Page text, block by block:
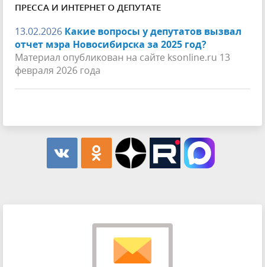
ПРЕССА И ИНТЕРНЕТ О ДЕПУТАТЕ
13.02.2026 Какие вопросы у депутатов вызвал
отчет мэра Новосибирска за 2025 год?
Материал опубликован на сайте ksonline.ru 13
февраля 2026 года